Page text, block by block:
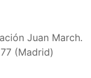
Juan March.
(Madrid)